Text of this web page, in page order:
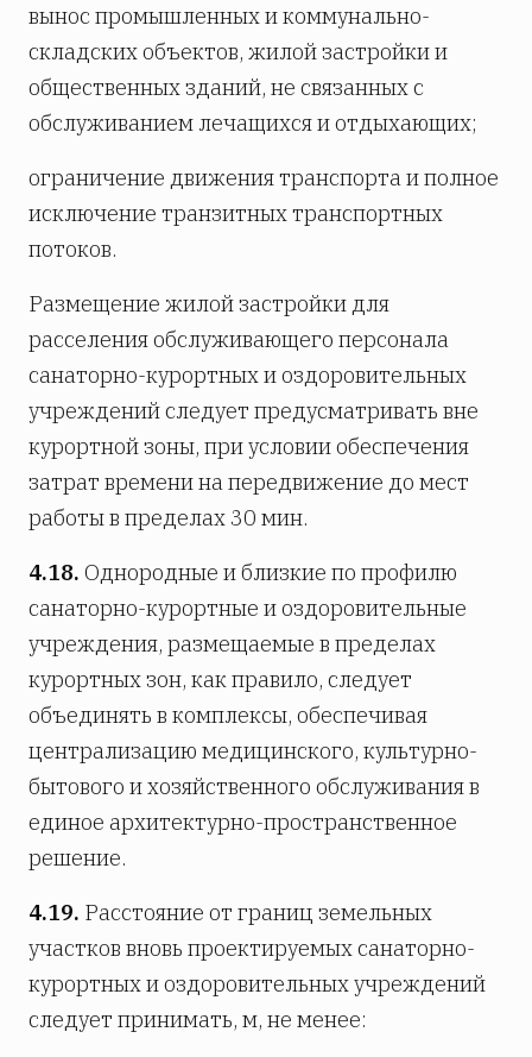
вынос промышленных и коммунально-
складских объектов, жилой застройки и
общественных зданий, не связанных с
обслуживанием лечащихся и отдыхающих;
ограничение движения транспорта и полное
исключение транзитных транспортных
потоков.
Размещение жилой застройки для
расселения обслуживающего персонала
санаторно-курортных и оздоровительных
учреждений следует предусматривать вне
курортной зоны, при условии обеспечения
затрат времени на передвижение до мест
работы в пределах 30 мин.
4.18. Однородные и близкие по профилю
санаторно-курортные и оздоровительные
учреждения, размещаемые в пределах
курортных зон, как правило, следует
объединять в комплексы, обеспечивая
централизацию медицинского, культурно-
бытового и хозяйственного обслуживания в
единое архитектурно-пространственное
решение.
4.19. Расстояние от границ земельных
участков вновь проектируемых санаторно-
курортных и оздоровительных учреждений
следует принимать, м, не менее: